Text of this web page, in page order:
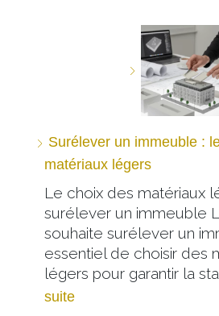
Surélever un immeuble :
matériaux légers
Le choix des matériaux
surélever un immeuble
souhaite surélever un
essentiel de choisir des
légers pour garantir la
suite